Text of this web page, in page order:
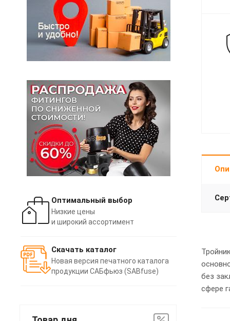
без
сфере
Оптимальный выбор
Низкие цены
и широкий ассортимент
Скачать каталог
Новая версия печатного каталога
продукции САБфьюз (SABfuse)